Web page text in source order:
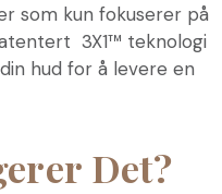
som kun fokuserer på
3X1™ teknologi
hud for å levere en
Det?